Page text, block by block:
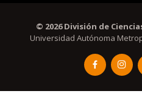
© 2026 División de
Universidad Autónoma